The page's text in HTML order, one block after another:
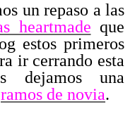
un repaso a las
heartmade que
estos primeros
ir cerrando esta
dejamos una
ramos de novia.